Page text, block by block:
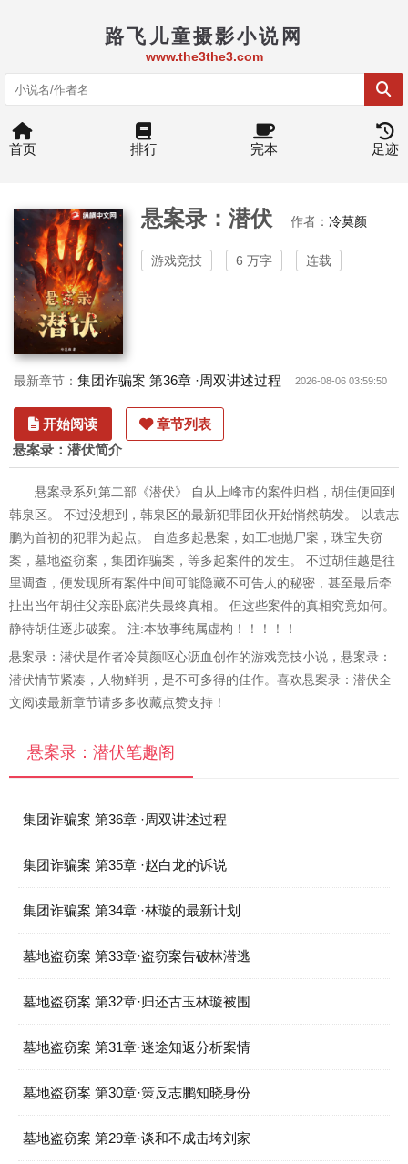
路飞儿童摄影小说网
www.the3the3.com
首页 排行 完本 足迹
悬案录：潜伏 作者： 冷莫颜
游戏竞技 6 万字 连载
最新章节： 集团诈骗案 第36章 ·周双讲述过程 2026-08-06 03:59:50
开始阅读 章节列表
悬案录：潜伏简介
悬案录系列第二部《潜伏》 自从上峰市的案件归档，胡佳便回到
韩泉区。 不过没想到，韩泉区的最新犯罪团伙开始悄然萌发。 以袁志
鹏为首初的犯罪为起点。 自造多起悬案，如工地抛尸案，珠宝失窃
案，墓地盗窃案，集团诈骗案，等多起案件的发生。 不过胡佳越是往
里调查，便发现所有案件中间可能隐藏不可告人的秘密，甚至最后牵
扯出当年胡佳父亲卧底消失最终真相。 但这些案件的真相究竟如何。
静待胡佳逐步破案。 注:本故事纯属虚构！！！！！
悬案录：潜伏是作者冷莫颜呕心沥血创作的游戏竞技小说，悬案录：
潜伏情节紧凑，人物鲜明，是不可多得的佳作。喜欢悬案录：潜伏全
文阅读最新章节请多多收藏点赞支持！
悬案录：潜伏笔趣阁
集团诈骗案 第36章 ·周双讲述过程
集团诈骗案 第35章 ·赵白龙的诉说
集团诈骗案 第34章 ·林璇的最新计划
墓地盗窃案 第33章·盗窃案告破林潜逃
墓地盗窃案 第32章·归还古玉林璇被围
墓地盗窃案 第31章·迷途知返分析案情
墓地盗窃案 第30章·策反志鹏知晓身份
墓地盗窃案 第29章·谈和不成击垮刘家